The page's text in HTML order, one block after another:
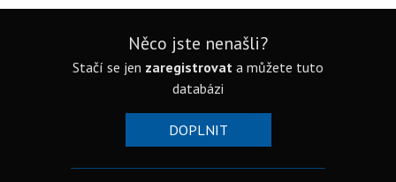
Něco jste nenašli?
Stačí se jen zaregistrovat a můžete tuto
databázi
DOPLNIT